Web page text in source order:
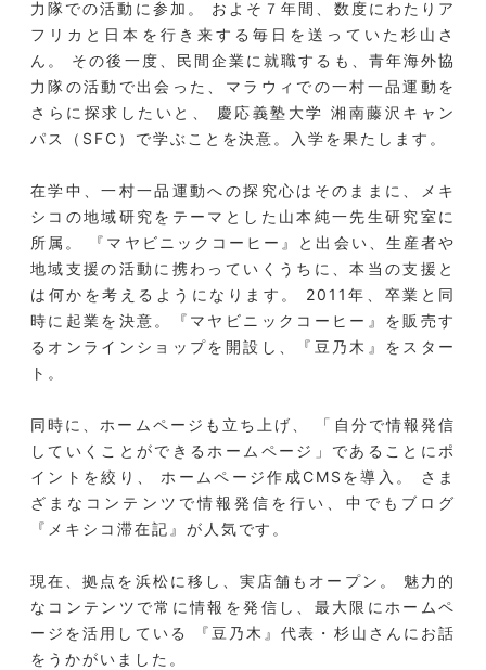
力隊での活動に参加。 およそ７年間、数度にわたりア
フリカと日本を行き来する毎日を送っていた杉山さ
ん。 その後一度、民間企業に就職するも、青年海外協
力隊の活動で出会った、マラウィでの一村一品運動を
さらに探求したいと、 慶応義塾大学 湘南藤沢キャン
パス（SFC）で学ぶことを決意。入学を果たします。
在学中、一村一品運動への探究心はそのままに、メキ
シコの地域研究をテーマとした山本純一先生研究室に
所属。 『マヤビニックコーヒー』と出会い、生産者や
地域支援の活動に携わっていくうちに、本当の支援と
は何かを考えるようになります。 2011年、卒業と同
時に起業を決意。『マヤビニックコーヒー』を販売す
るオンラインショップを開設し、『豆乃木』をスター
ト。
同時に、ホームページも立ち上げ、 「自分で情報発信
していくことができるホームページ」であることにポ
イントを絞り、 ホームページ作成CMSを導入。 さま
ざまなコンテンツで情報発信を行い、中でもブログ
『メキシコ滞在記』が人気です。
現在、拠点を浜松に移し、実店舗もオープン。 魅力的
なコンテンツで常に情報を発信し、最大限にホームペ
ージを活用している 『豆乃木』代表・杉山さんにお話
をうかがいました。